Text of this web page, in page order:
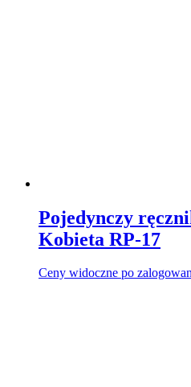
Pojedynczy
Kobieta RP-17
Ceny widoczne po